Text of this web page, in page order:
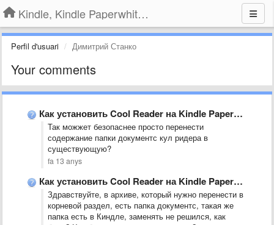
Kindle, Kindle Paperwhite, Kindle Voyage
Perfil d'usuari Димитрий Станко
Your comments
Как установить Cool Reader на Kindle Paperwhite?
Так можжет безопаснее просто перенести
содержание папки документс кул ридера в
существующую?
fa 13 anys
Как установить Cool Reader на Kindle Paperwhite?
Здравствуйте, в архиве, который нужно перенести в
корневой раздел, есть папка документс, такая же
папка есть в Киндле, заменять не решился, как